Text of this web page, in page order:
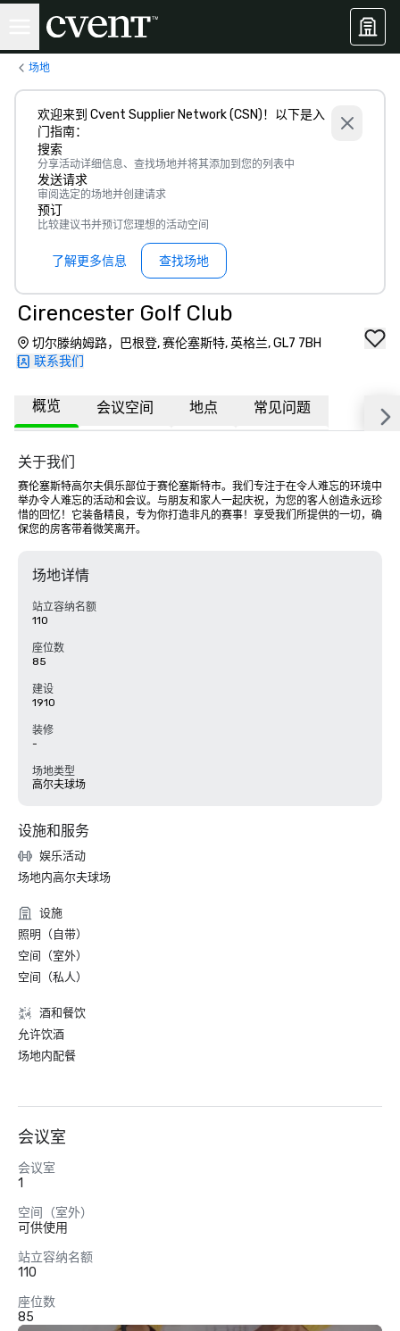
场地
欢迎来到 Cvent Supplier Network (CSN)！以下是入
门指南：
搜索
分享活动详细信息、查找场地并将其添加到您的列表中
发送请求
审阅选定的场地并创建请求
预订
比较建议书并预订您理想的活动空间
了解更多信息 查找场地
Cirencester Golf Club
切尔滕纳姆路，巴根登, 赛伦塞斯特, 英格兰, GL7 7BH
联系我们
概览 会议空间 地点 常见问题
关于我们
赛伦塞斯特高尔夫俱乐部位于赛伦塞斯特市。我们专注于在令人难忘的环境中
举办令人难忘的活动和会议。与朋友和家人一起庆祝，为您的客人创造永远珍
惜的回忆！它装备精良，专为你打造非凡的赛事！享受我们所提供的一切，确
保您的房客带着微笑离开。
场地详情
站立容纳名额
110
座位数
85
建设
1910
装修
-
场地类型
高尔夫球场
设施和服务
娱乐活动
场地内高尔夫球场
设施
照明（自带）
空间（室外）
空间（私人）
酒和餐饮
允许饮酒
场地内配餐
会议室
会议室
1
空间（室外）
可供使用
站立容纳名额
110
座位数
85